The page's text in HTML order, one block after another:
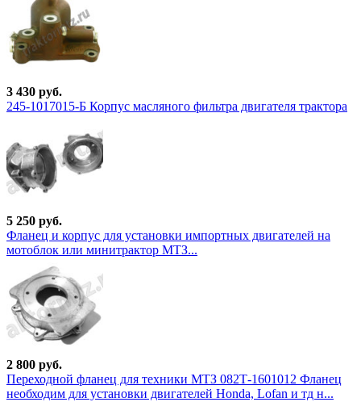
3 430 руб.
245-1017015-Б Корпус масляного фильтра двигателя трактора
5 250 руб.
Фланец и корпус для установки импортных двигателей на
мотоблок или минитрактор МТЗ...
2 800 руб.
Переходной фланец для техники МТЗ 082Т-1601012 Фланец
необходим для установки двигателей Honda, Lofan и тд н...